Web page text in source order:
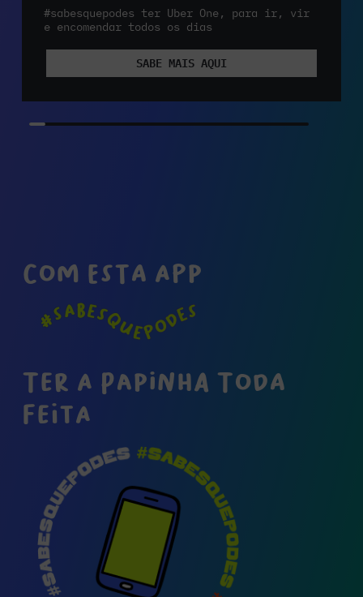
#sabesquepodes ter Uber One, para ir, vir
e encomendar todos os dias
SABE MAIS AQUI
COM ESTA APP
TER A PAPINHA TODA
FEITA